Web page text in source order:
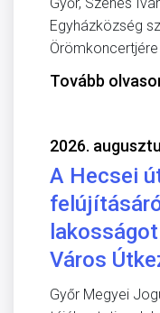
Egyházközség
Örömkoncertjére
Tovább
2026.
A Hecsei
Város
Győr Megyei